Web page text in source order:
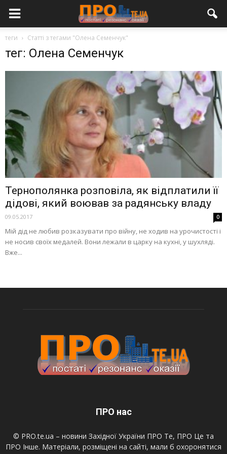
теги Статті з тегами "Олена Семенчук"
тег: Олена Семенчук
Тернополянка розповіла, як відплатили її
дідові, який воював за радянську владу
09.05.2017 0
Мій дід не любив розказувати про війну, не ходив на урочистості і
не носив своїх медалей. Вони лежали в царку на кухні, у шухляді.
Вже...
ПРО нас
© PRO.te.ua – новини Західної України ПРО Те, ПРО Це та
ПРО Інше. Матеріали, розміщені на сайті, мали б охоронятися